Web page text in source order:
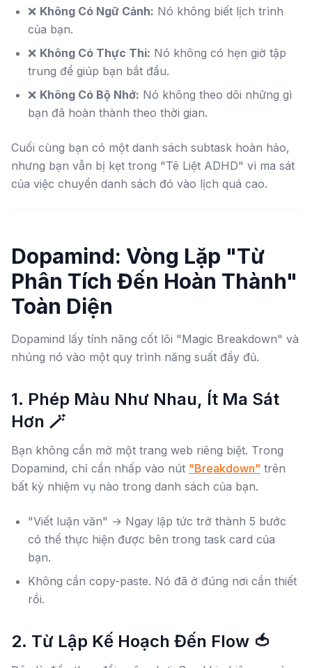
❌ Không Có Ngữ Cảnh: Nó không biết lịch trình
của bạn.
❌ Không Có Thực Thi: Nó không có hẹn giờ tập
trung để giúp bạn bắt đầu.
❌ Không Có Bộ Nhớ: Nó không theo dõi những gì
bạn đã hoàn thành theo thời gian.
Cuối cùng bạn có một danh sách subtask hoàn hảo,
nhưng bạn vẫn bị kẹt trong "Tê Liệt ADHD" vì ma sát
của việc chuyển danh sách đó vào lịch quá cao.
Dopamind: Vòng Lặp "Từ
Phân Tích Đến Hoàn Thành"
Toàn Diện
Dopamind lấy tính năng cốt lõi "Magic Breakdown" và
nhúng nó vào một quy trình năng suất đầy đủ.
1. Phép Màu Như Nhau, Ít Ma Sát
Hơn 🪄
Bạn không cần mở một trang web riêng biệt. Trong
Dopamind, chỉ cần nhấp vào nút "Breakdown" trên
bất kỳ nhiệm vụ nào trong danh sách của bạn.
"Viết luận văn" → Ngay lập tức trở thành 5 bước
có thể thực hiện được bên trong task card của
bạn.
Không cần copy-paste. Nó đã ở đúng nơi cần thiết
rồi.
2. Từ Lập Kế Hoạch Đến Flow 🍅